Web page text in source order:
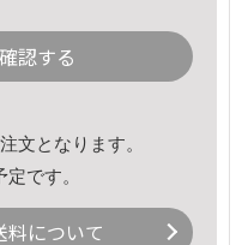
認する
文となります。
です。
料について